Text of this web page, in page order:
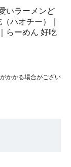
いラーメンど
ハオチー）｜
らーめん 好吃
かかる場合がござい